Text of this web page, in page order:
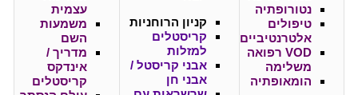
נטורופתיה
טיפולים
אלטרנטיביים
VOD רפואה
משלימה
הומאופתיה
קניון הרוחניות
קריסטלים
למזלות
אבני קריסטל /
אבני חן
עצמית
משמעות
השם
מדריך /
אינדקס
קריסטלים